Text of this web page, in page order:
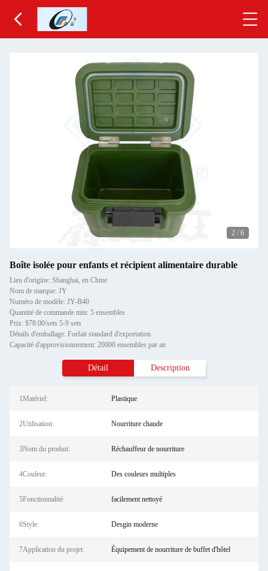
2 / 6
Boîte isolée pour enfants et récipient alimentaire durable
Lieu d'origine: Shanghai, en Chine
Nom de marque: JY
Numéro de modèle: JY-B40
Quantité de commande min: 5 ensembles
Prix: $78.00/sets 5-9 sets
Détails d'emballage: Forfait standard d'exportation
Capacité d'approvisionnement: 20000 ensembles par an
Détail Description
1Matériel: Plastique
2Utilisation: Nourriture chaude
3Nom du produit: Réchauffeur de nourriture
4Couleur: Des couleurs multiples
5Fonctionnalité: facilement nettoyé
6Style: Desgin moderne
7Application du projet: Équipement de nourriture de buffet d'hôtel